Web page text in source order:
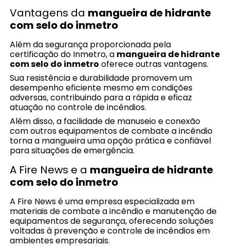
Vantagens da mangueira de hidrante
com selo do inmetro
Além da segurança proporcionada pela
certificação do Inmetro, a mangueira de hidrante
com selo do inmetro oferece outras vantagens.
Sua resistência e durabilidade promovem um
desempenho eficiente mesmo em condições
adversas, contribuindo para a rápida e eficaz
atuação no controle de incêndios.
Além disso, a facilidade de manuseio e conexão
com outros equipamentos de combate a incêndio
torna a mangueira uma opção prática e confiável
para situações de emergência.
A Fire News e a mangueira de hidrante
com selo do inmetro
A Fire News é uma empresa especializada em
materiais de combate a incêndio e manutenção de
equipamentos de segurança, oferecendo soluções
voltadas à prevenção e controle de incêndios em
ambientes empresariais.